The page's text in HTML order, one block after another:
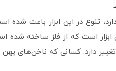
تنوع در این ابزار باعث شده
ابزار است که از فلز ساخته شده
دارد. کسانی که ناخن‌های